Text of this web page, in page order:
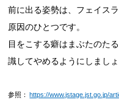
前に出る姿勢は、フェイス
原因のひとつです。
目をこする癖はまぶたのた
識してやめるようにしましょ
参照： https://www.jstage.jst.go.jp/